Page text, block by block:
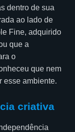
dentro de sua
ao lado de
Fine, adquirido
que a
o
que nem
esse ambiente.
criativa